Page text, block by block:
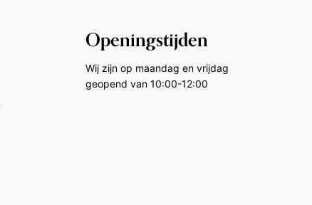
Openingstijden
Wij zijn op maandag en vrijdag
geopend van 10:00-12:00